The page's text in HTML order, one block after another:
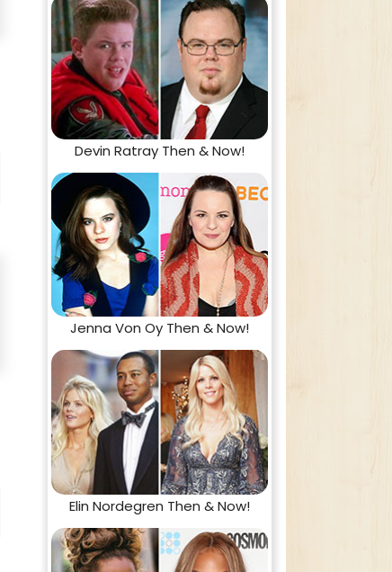
Devin Ratray Then & Now!
Jenna Von Oy Then & Now!
Elin Nordegren Then & Now!